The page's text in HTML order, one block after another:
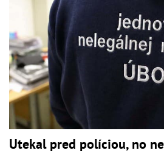
Utekal pred políciou, no